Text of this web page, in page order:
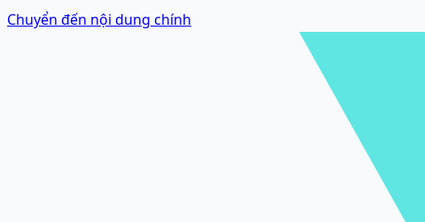
Chuyển đến nội dung chính